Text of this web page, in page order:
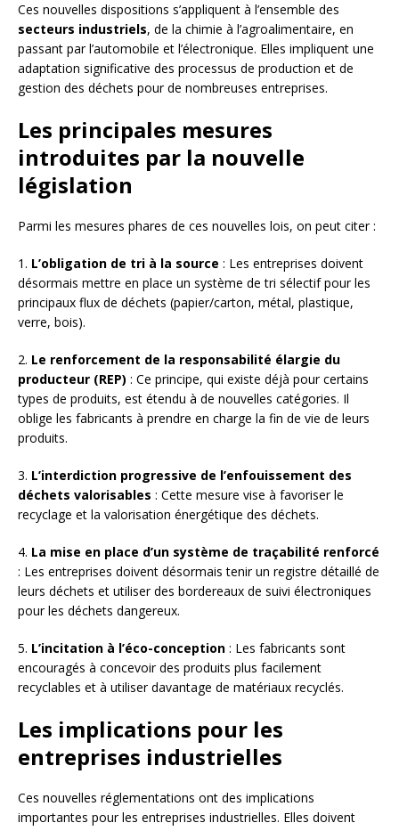
Ces nouvelles dispositions s’appliquent à l’ensemble des
secteurs industriels, de la chimie à l’agroalimentaire, en
passant par l’automobile et l’électronique. Elles impliquent une
adaptation significative des processus de production et de
gestion des déchets pour de nombreuses entreprises.
Les principales mesures
introduites par la nouvelle
législation
Parmi les mesures phares de ces nouvelles lois, on peut citer :
1. L’obligation de tri à la source : Les entreprises doivent
désormais mettre en place un système de tri sélectif pour les
principaux flux de déchets (papier/carton, métal, plastique,
verre, bois).
2. Le renforcement de la responsabilité élargie du
producteur (REP) : Ce principe, qui existe déjà pour certains
types de produits, est étendu à de nouvelles catégories. Il
oblige les fabricants à prendre en charge la fin de vie de leurs
produits.
3. L’interdiction progressive de l’enfouissement des
déchets valorisables : Cette mesure vise à favoriser le
recyclage et la valorisation énergétique des déchets.
4. La mise en place d’un système de traçabilité renforcé
: Les entreprises doivent désormais tenir un registre détaillé de
leurs déchets et utiliser des bordereaux de suivi électroniques
pour les déchets dangereux.
5. L’incitation à l’éco-conception : Les fabricants sont
encouragés à concevoir des produits plus facilement
recyclables et à utiliser davantage de matériaux recyclés.
Les implications pour les
entreprises industrielles
Ces nouvelles réglementations ont des implications
importantes pour les entreprises industrielles. Elles doivent